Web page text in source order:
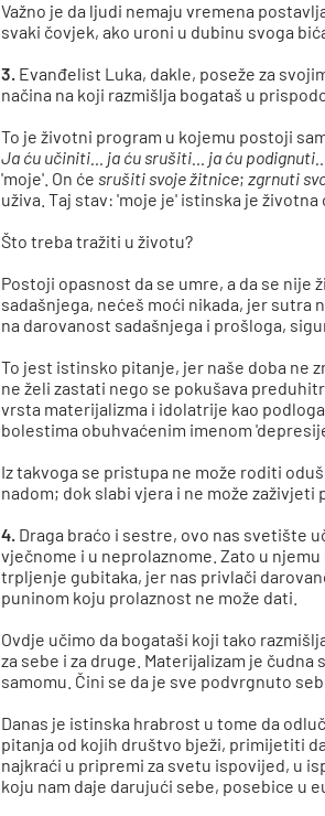
Važno je da ljudi nemaju vremena
svaki čovjek, ako uroni u dubinu svoga
3. Evanđelist Luka, dakle, poseže za
načina na koji razmišlja bogataš u
To je životni program u kojemu postoji
Ja ću učiniti… ja ću srušiti… ja ću
'moje'. On će srušiti svoje žitnice;zgrnuti
uživa. Taj stav: 'moje je' istinska je
Što treba tražiti u životu?
Postoji opasnost da se umre, a da se nije
sadašnjega, nećeš moći nikada, jer sutra
na darovanost sadašnjega i prošloga,
To jest istinsko pitanje, jer naše doba ne
ne želi zastati nego se pokušava
vrsta materijalizma i idolatrije kao
bolestima obuhvaćenim imenom
Iz takvoga se pristupa ne može roditi
nadom; dok slabi vjera i ne može zaživjeti
4. Draga braćo i sestre, ovo nas svetište
vječnome i u neprolaznome. Zato u
trpljenje gubitaka, jer nas privlači
puninom koju prolaznost ne može dati.
Ovdje učimo da bogataši koji tako
za sebe i za druge. Materijalizam je
samomu. Čini se da je sve podvrgnuto
Danas je istinska hrabrost u tome da
pitanja od kojih društvo bježi, primijetiti
najkraći u pripremi za svetu ispovijed, u
koju nam daje darujući sebe, posebice u